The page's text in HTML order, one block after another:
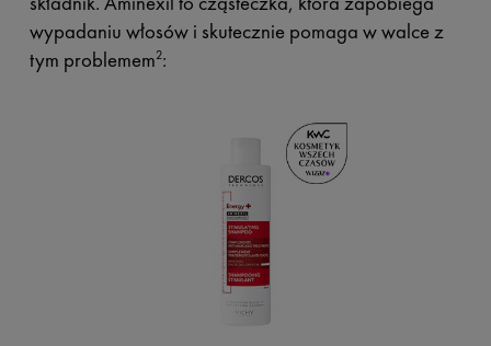
wypadaniu włosów i skutecznie pomaga w walce z
tym problemem2: